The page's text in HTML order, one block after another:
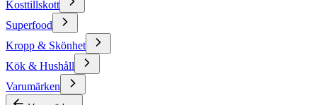
Kosttillskott
Superfood
Kropp & Skönhet
Kök & Hushåll
Varumärken